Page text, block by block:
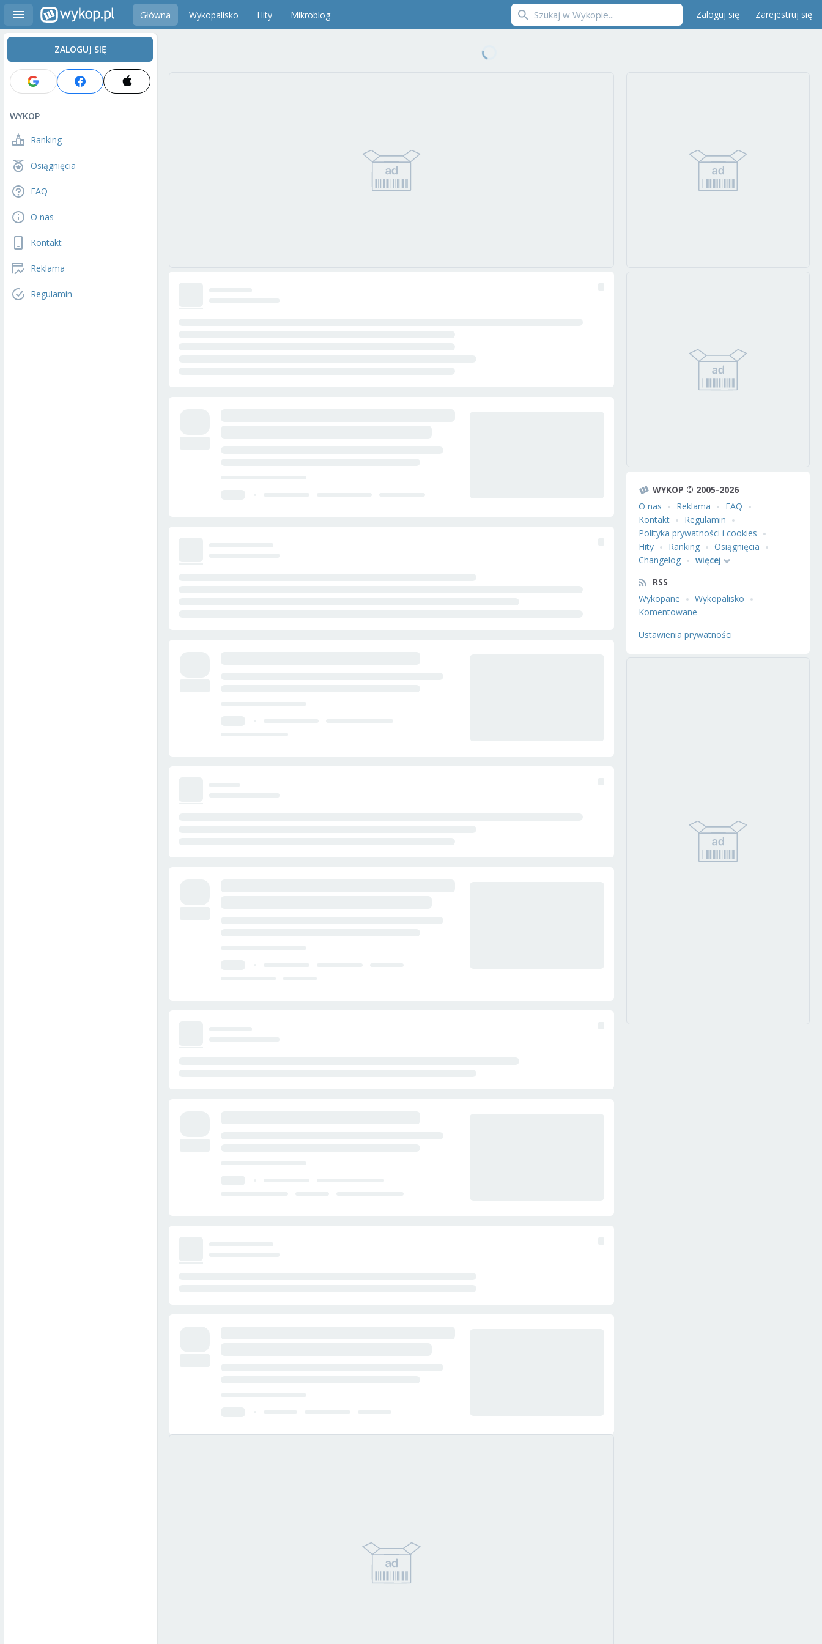
Główna Wykopalisko Hity Mikroblog Zaloguj się Zarejestruj się
ZALOGUJ SIĘ
WYKOP
Ranking
Osiągnięcia
FAQ
O nas
Kontakt
Reklama
Regulamin
WYKOP © 2005-2026
O nas
Reklama
FAQ
Kontakt
Regulamin
Polityka prywatności i cookies
Hity
Ranking
Osiągnięcia
Changelog
więcej
RSS
Wykopane
Wykopalisko
Komentowane
Ustawienia prywatności